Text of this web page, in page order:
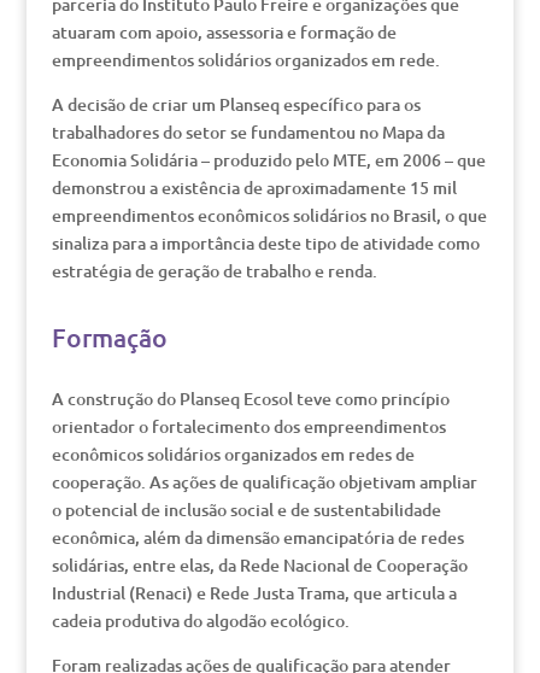
atuaram com apoio, assessoria e formação de
empreendimentos solidários organizados em rede.
A decisão de criar um Planseq específico para os
trabalhadores do setor se fundamentou no Mapa da
Economia Solidária – produzido pelo MTE, em 2006 – que
demonstrou a existência de aproximadamente 15 mil
empreendimentos econômicos solidários no Brasil, o que
sinaliza para a importância deste tipo de atividade como
estratégia de geração de trabalho e renda.
Formação
A construção do Planseq Ecosol teve como princípio
orientador o fortalecimento dos empreendimentos
econômicos solidários organizados em redes de
cooperação. As ações de qualificação objetivam ampliar
o potencial de inclusão social e de sustentabilidade
econômica, além da dimensão emancipatória de redes
solidárias, entre elas, da Rede Nacional de Cooperação
Industrial (Renaci) e Rede Justa Trama, que articula a
cadeia produtiva do algodão ecológico.
Foram realizadas ações de qualificação para atender